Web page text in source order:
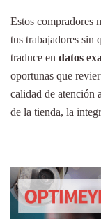
Estos compradores
tus trabajadores sin
traduce en datos
oportunas que
calidad de atención
de la tienda, la